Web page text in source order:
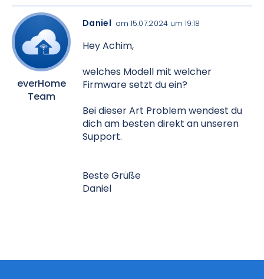
everHome
Team
Daniel am 15.07.2024 um 19:18
Hey Achim,
welches Modell mit welcher
Firmware setzt du ein?
Bei dieser Art Problem wendest du
dich am besten direkt an unseren
Support.
Beste Grüße
Daniel